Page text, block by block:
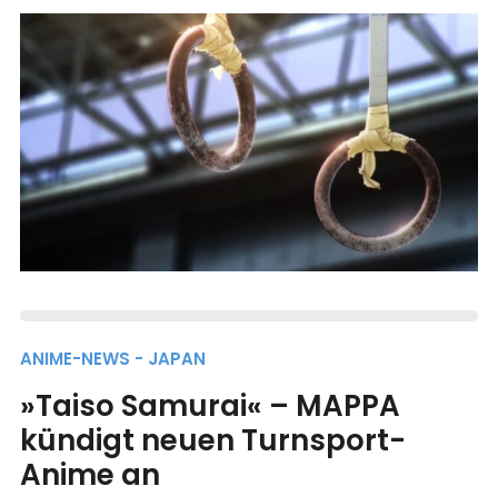
ANIME-NEWS - JAPAN
»Taiso Samurai« – MAPPA
kündigt neuen Turnsport-
Anime an